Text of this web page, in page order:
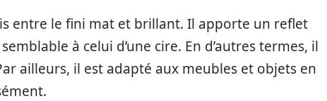
entre le fini mat et brillant. Il apporte un reflet
à celui d’une cire. En d’autres termes, il
ailleurs, il est adapté aux meubles et objets en